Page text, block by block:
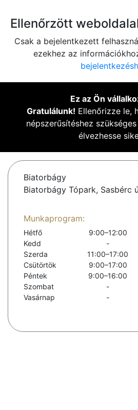
Ellenőrzött
Csak a bejelentkezett
ezekhez az
Ez az Ön
Gratulálunk! Ellenőrizze le,
népszerűsítéshez
élvezhesse
Biatorbágy
Biatorbágy Tópark, Sasbérc
Munkaprogram:
Hétfő
9:00–12:00
Kedd
-
Szerda
11:00–17:00
Csütörtök
9:00–17:00
Péntek
9:00–16:00
Szombat
-
Vasárnap
-